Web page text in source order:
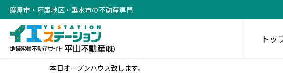
鹿屋市・肝属地区・垂水市の不動産専門
トッ
本日オープンハウス致します。